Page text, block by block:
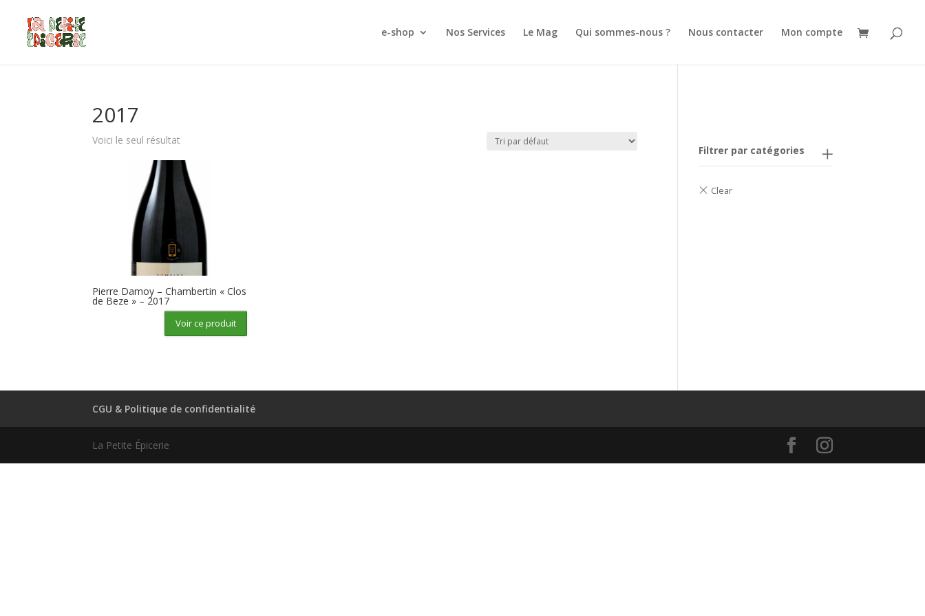
e-shop Nos Services Le Mag Qui sommes-nous ? Nous contacter Mon compte
2017
Voici le seul résultat
Pierre Damoy – Chambertin « Clos
de Beze » – 2017
Voir ce produit
Filtrer par catégories
CGU & Politique de confidentialité
La Petite Épicerie